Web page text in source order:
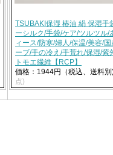
TSUBAKI保湿 椿油 絹 保湿手
ーシルク/手袋/ケア/ツルツル/
ィース/防寒/婦人/保温/美容/
ーブ/手の冷え/手荒れ/保湿/紫
トモエ繊維【RCP】
価格：1944円（税込、送料別
点)